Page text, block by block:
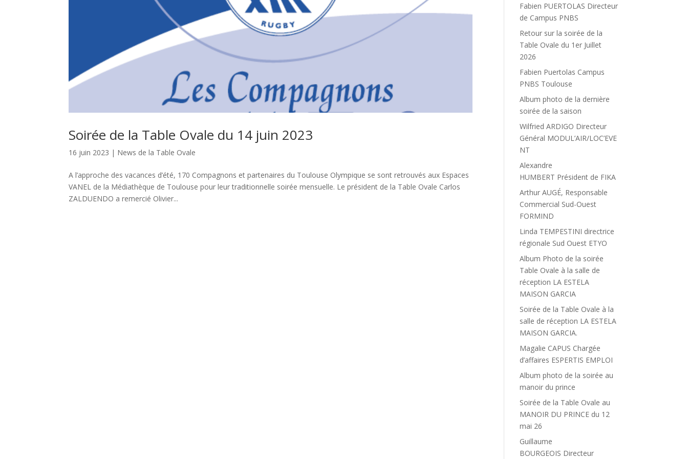
Soirée de la Table Ovale du 14 juin 2023
16 juin 2023 | News de la Table Ovale
A l’approche des vacances d’été, 170 Compagnons et partenaires du Toulouse Olympique se sont retrouvés aux Espaces
VANEL de la Médiathèque de Toulouse pour leur traditionnelle soirée mensuelle. Le président de la Table Ovale Carlos
ZALDUENDO a remercié Olivier...
Fabien PUERTOLAS Directeur
de Campus PNBS
Retour sur la soirée de la
Table Ovale du 1er Juillet
2026
Fabien Puertolas Campus
PNBS Toulouse
Album photo de la dernière
soirée de la saison
Wilfried ARDIGO Directeur
Général MODUL’AIR/LOC’EVE
NT
Alexandre
HUMBERT Président de FIKA
Arthur AUGÉ, Responsable
Commercial Sud-Ouest
FORMIND
Linda TEMPESTINI directrice
régionale Sud Ouest ETYO
Album Photo de la soirée
Table Ovale à la salle de
réception LA ESTELA
MAISON GARCIA
Soirée de la Table Ovale à la
salle de réception LA ESTELA
MAISON GARCIA.
Magalie CAPUS Chargée
d’affaires ESPERTIS EMPLOI
Album photo de la soirée au
manoir du prince
Soirée de la Table Ovale au
MANOIR DU PRINCE du 12
mai 26
Guillaume
BOURGEOIS Directeur